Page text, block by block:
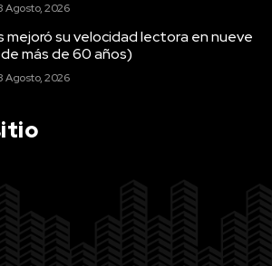
Agosto, 2026
mejoró su velocidad lectora en nueve
más de 60 años)
Agosto, 2026